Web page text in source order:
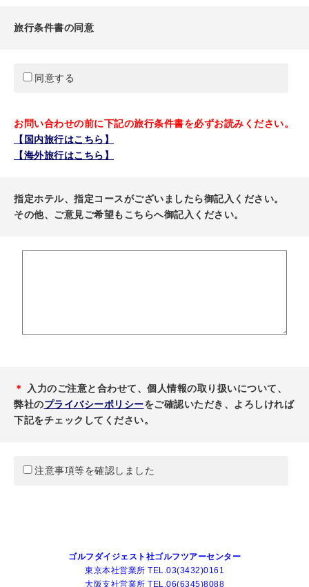
旅行条件書の同意
同意する
お問い合わせの前に下記の旅行条件書を必ずお読みください。
【国内旅行はこちら】
【海外旅行はこちら】
指定ホテル、指定コースがございましたら御記入ください。
その他、ご意見ご希望もこちらへ御記入ください。
＊
入力のご注意と合わせて、個人情報の取り扱いについて、
弊社のプライバシーポリシーをご確認いただき、よろしければ
下記をチェックしてください。
注意事項等を確認しました
ゴルフダイジェスト社ゴルフツアーセンター
東京本社営業所 TEL.03(3432)0161
大阪支社営業所 TEL.06(6345)8088